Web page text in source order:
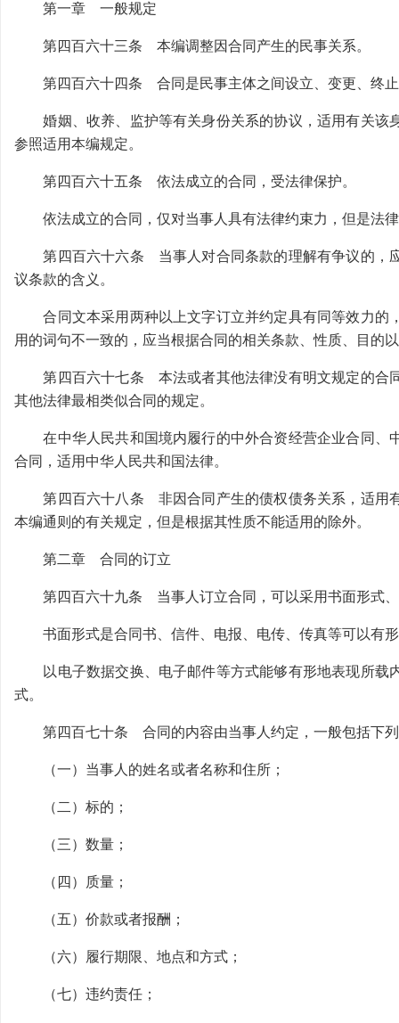
第一章 一般规定
第四百六十三条 本编调整因合同产生的民事关系。
第四百六十四条 合同是民事主体之间设立、变更、终止
婚姻、收养、监护等有关身份关系的协议，适用有关该
参照适用本编规定。
第四百六十五条 依法成立的合同，受法律保护。
依法成立的合同，仅对当事人具有法律约束力，但是法
第四百六十六条 当事人对合同条款的理解有争议的，应
议条款的含义。
合同文本采用两种以上文字订立并约定具有同等效力的
用的词句不一致的，应当根据合同的相关条款、性质、目的
第四百六十七条 本法或者其他法律没有明文规定的合同
其他法律最相类似合同的规定。
在中华人民共和国境内履行的中外合资经营企业合同、
合同，适用中华人民共和国法律。
第四百六十八条 非因合同产生的债权债务关系，适用有
本编通则的有关规定，但是根据其性质不能适用的除外。
第二章 合同的订立
第四百六十九条 当事人订立合同，可以采用书面形式、
书面形式是合同书、信件、电报、电传、传真等可以有形
以电子数据交换、电子邮件等方式能够有形地表现所载
式。
第四百七十条 合同的内容由当事人约定，一般包括下列
（一）当事人的姓名或者名称和住所；
（二）标的；
（三）数量；
（四）质量；
（五）价款或者报酬；
（六）履行期限、地点和方式；
（七）违约责任；